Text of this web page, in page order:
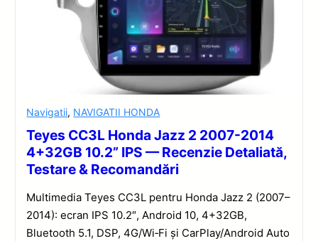
Navigatii, NAVIGATII HONDA
Teyes CC3L Honda Jazz 2 2007-2014
4+32GB 10.2” IPS — Recenzie Detaliată,
Testare & Recomandări
Multimedia Teyes CC3L pentru Honda Jazz 2 (2007–
2014): ecran IPS 10.2″, Android 10, 4+32GB,
Bluetooth 5.1, DSP, 4G/Wi‑Fi și CarPlay/Android Auto